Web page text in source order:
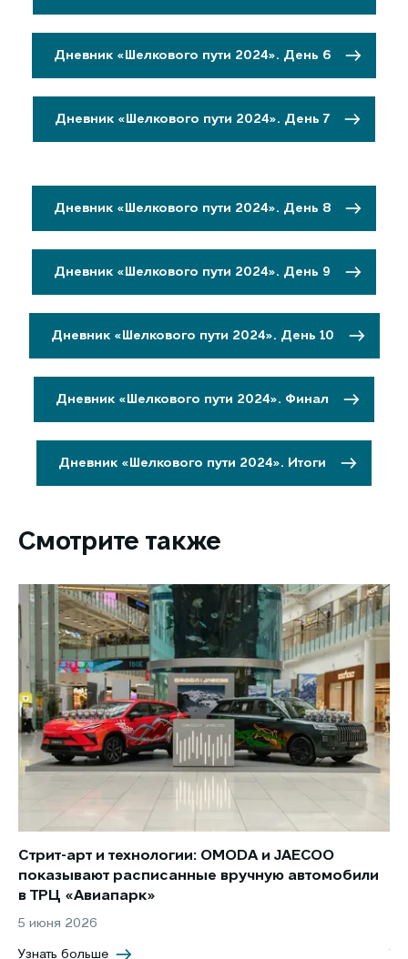
Дневник «Шелкового пути 2024». День 6
Дневник «Шелкового пути 2024». День 7
Дневник «Шелкового пути 2024». День 8
Дневник «Шелкового пути 2024». День 9
Дневник «Шелкового пути 2024». День 10
Дневник «Шелкового пути 2024». Финал
Дневник «Шелкового пути 2024». Итоги
Смотрите также
Стрит-арт и технологии: OMODA и JAECOO
показывают расписанные вручную автомобили
в ТРЦ «Авиапарк»
5 июня 2026
Узнать больше